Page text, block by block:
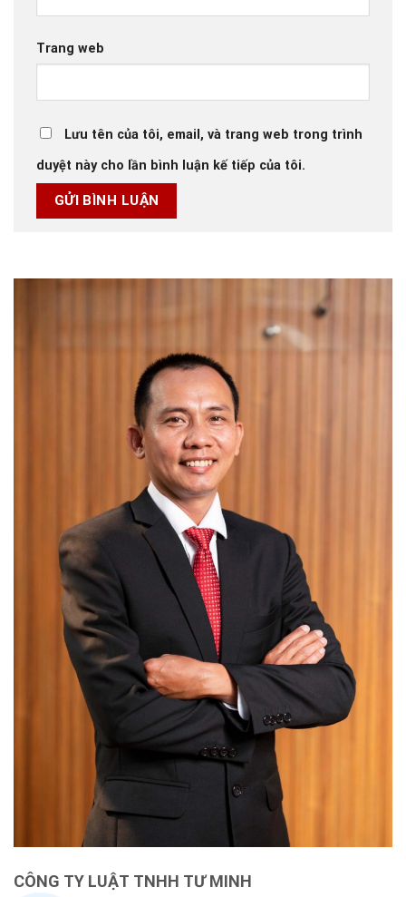
Trang web
Lưu tên của tôi, email, và trang web trong trình
duyệt này cho lần bình luận kế tiếp của tôi.
CÔNG TY LUẬT TNHH TƯ MINH